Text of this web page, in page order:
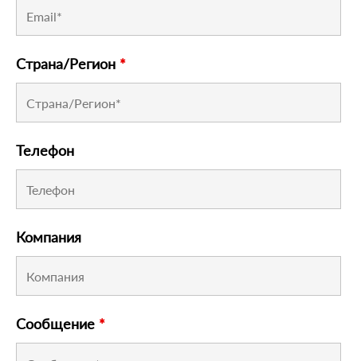
Страна/Регион *
Телефон
Компания
Сообщение *